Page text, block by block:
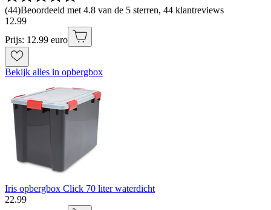
(44)Beoordeeld met 4.8 van de 5 sterren, 44 klantreviews
12.99
Prijs: 12.99 euro
Bekijk alles in opbergbox
Iris opbergbox Click 70 liter waterdicht
22.99